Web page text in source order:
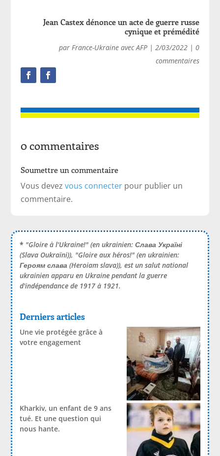
Jean Castex dénonce un acte de guerre russe
cynique et prémédité
par France-Ukraine avec AFP| 2/03/2022| 0
commentaires
0 commentaires
Soumettre un commentaire
Vous devezvous connecter pour publier un
commentaire.
* "Gloire à l'Ukraine!" (en ukrainien:Слава Україні
(Slava Oukraïni)), "Gloire aux héros!" (en ukrainien:
Героям слава (Heroiam slava)), est un salut national
ukrainien apparu en Ukraine pendant la guerre
d'indépendance de 1917 à 1921.
Derniers articles
Une vie protégée grâce à
votre engagement
Kharkiv, un enfant de 9 ans
tué. Et une question qui
nous hante.